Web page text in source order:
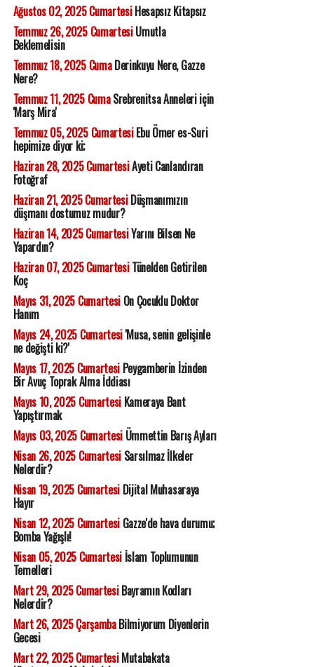
Ağustos 02, 2025 CumartesiHesapsız Kitapsız
Temmuz 26, 2025 CumartesiUmutla
Beklemelisin
Temmuz 18, 2025 CumaDerinkuyu Nere, Gazze
Nere?
Temmuz 11, 2025 CumaSrebrenitsa Anneleri için
'Marş Mira'
Temmuz 05, 2025 CumartesiEbu Ömer es-Suri
hepimize diyor ki;
Haziran 28, 2025 CumartesiAyeti Canlandıran
Fotoğraf
Haziran 21, 2025 CumartesiDüşmanımızın
düşmanı dostumuz mudur?
Haziran 14, 2025 CumartesiYarını Bilsen Ne
Yapardın?
Haziran 07, 2025 CumartesiTünelden Getirilen
Koç
Mayıs 31, 2025 CumartesiOn Çocuklu Doktor
Hanım
Mayıs 24, 2025 Cumartesi'Musa, senin gelişinle
ne değişti ki?'
Mayıs 17, 2025 CumartesiPeygamberin İzinden
Bir Avuç Toprak Alma İddiası
Mayıs 10, 2025 CumartesiKameraya Bant
Yapıştırmak
Mayıs 03, 2025 CumartesiÜmmettin Barış Ayları
Nisan 26, 2025 CumartesiSarsılmaz İlkeler
Nelerdir?
Nisan 19, 2025 CumartesiDijital Muhasaraya
Hayır
Nisan 12, 2025 CumartesiGazze'de hava durumu;
Bomba Yağışlı!
Nisan 05, 2025 Cumartesiİslam Toplumunun
Temelleri
Mart 29, 2025 CumartesiBayramın Kodları
Nelerdir?
Mart 26, 2025 ÇarşambaBilmiyorum Diyenlerin
Gecesi
Mart 22, 2025 CumartesiMutabakata